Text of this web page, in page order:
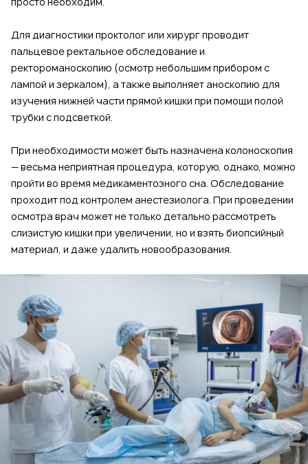
Для диагностики проктолог или хирург проводит
пальцевое ректальное обследование и
ректороманоскопию (осмотр небольшим прибором с
лампой и зеркалом), а также выполняет аноскопию для
изучения нижней части прямой кишки при помощи полой
трубки с подсветкой.
При необходимости может быть назначена колоноскопия
— весьма неприятная процедура, которую, однако, можно
пройти во время медикаментозного сна. Обследование
проходит под контролем анестезиолога. При проведении
осмотра врач может не только детально рассмотреть
слизистую кишки при увеличении, но и взять биопсийный
материал, и даже удалить новообразования.